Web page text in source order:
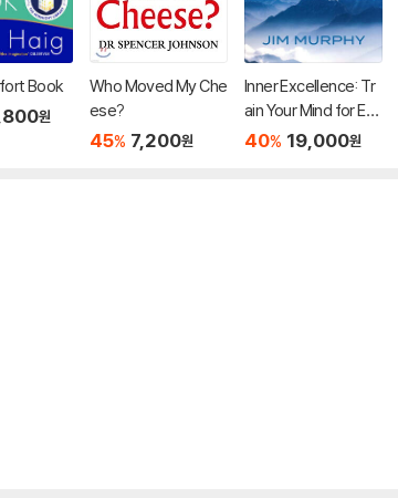
Book
원
Who Moved My Che
ese?
45% 7,200원
Inner Excellence: Tr
ain Your Mind for Ext
raordinary Performa
40% 19,000원